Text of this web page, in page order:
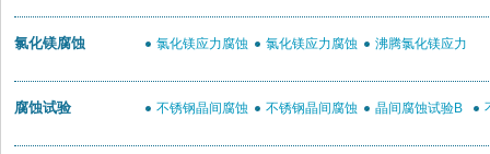
氯化镁腐蚀 氯化镁应力腐蚀 氯化镁应力腐蚀 沸腾氯化镁应力
腐蚀试验 不锈钢晶间腐蚀 不锈钢晶间腐蚀 晶间腐蚀试验B